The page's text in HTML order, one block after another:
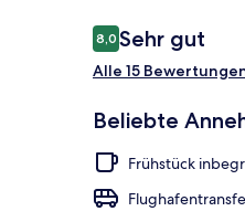
Bewertungen
8,08,0 von 10.
Sehr gut
Alle 15
Beliebte
Frühstück